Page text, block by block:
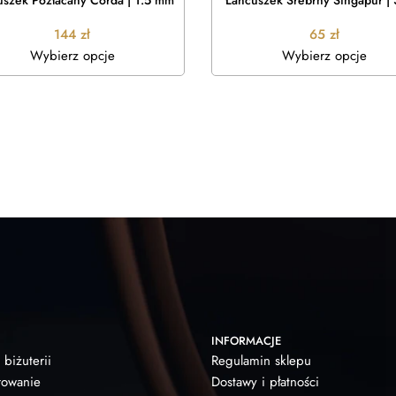
144 zł
Wybierz opcje
65 zł
Wybierz opcje
biżuterii
INFORMACJE
Regulamin sklepu
Dostawy i płatności